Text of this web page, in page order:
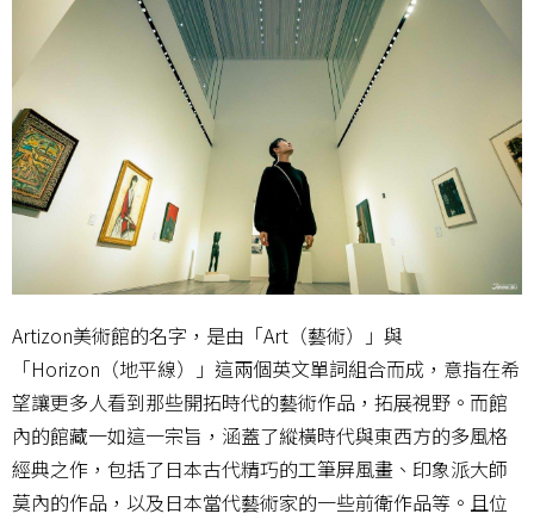
Artizon美術館的名字，是由「Art（藝術）」與
「Horizon（地平線）」這兩個英文單詞組合而成，意指在希
望讓更多人看到那些開拓時代的藝術作品，拓展視野。而館
內的館藏一如這一宗旨，涵蓋了縱橫時代與東西方的多風格
經典之作，包括了日本古代精巧的工筆屏風畫、印象派大師
莫內的作品，以及日本當代藝術家的一些前衛作品等。且位